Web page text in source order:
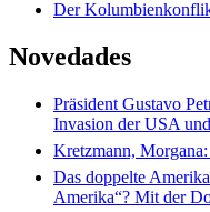
Der
Novedades
Präsident Gustavo
Invasion der USA
Kretzmann,
Das doppelte
Amerika“? Mit der